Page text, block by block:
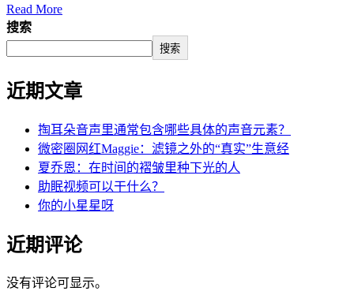
Read More
搜索
搜索
近期文章
掏耳朵音声里通常包含哪些具体的声音元素？
微密圈网红Maggie：滤镜之外的“真实”生意经
夏乔恩：在时间的褶皱里种下光的人
助眠视频可以干什么？
你的小星星呀
近期评论
没有评论可显示。